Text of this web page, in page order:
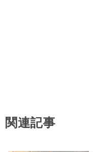
関連記事